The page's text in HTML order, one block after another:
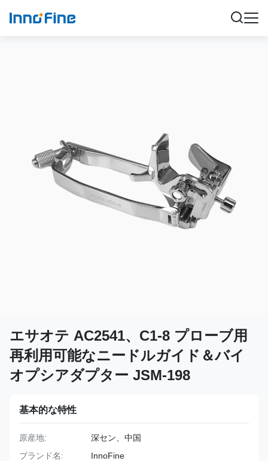
エサオテ AC2541、C1-8 プローブ用
再利用可能なニードルガイド＆バイ
オプシアダプター JSM-198
基本的な特性
原産地:
深セン、中国
ブランド名:
InnoFine